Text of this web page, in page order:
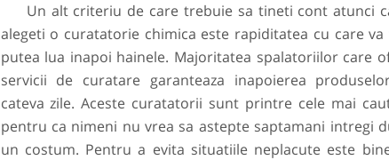
Un alt criteriu de care trebuie sa tineti cont atunci
alegeti o curatatorie chimica este rapiditatea cu care va
putea lua inapoi hainele. Majoritatea spalatoriilor care
servicii de curatare garanteaza inapoierea
cateva zile. Aceste curatatorii sunt printre cele mai
pentru ca nimeni nu vrea sa astepte saptamani intregi
un costum. Pentru a evita situatiile neplacute este